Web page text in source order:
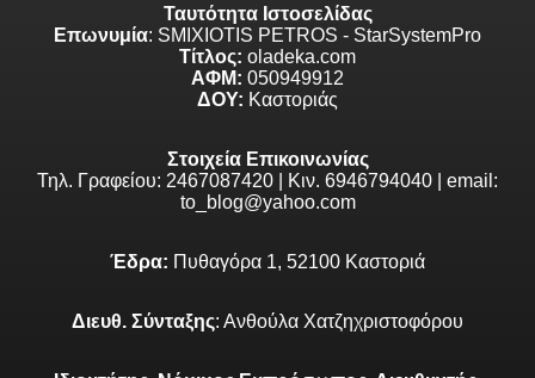
Ταυτότητα Ιστοσελίδας
Επωνυμία: SMIXIOTIS PETROS - StarSystemPro
Τίτλος: oladeka.com
ΑΦΜ: 050949912
ΔΟΥ: Καστοριάς
Στοιχεία Επικοινωνίας
Τηλ. Γραφείου: 2467087420 | Κιν. 6946794040 | email:
to_blog@yahoo.com
Έδρα: Πυθαγόρα 1, 52100 Καστοριά
Διευθ. Σύνταξης: Ανθούλα Χατζηχριστοφόρου